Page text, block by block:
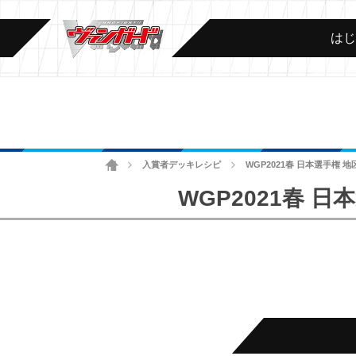
は
ホーム 入賞者デッキレシピ WGP2021春 日本選手権
WGP2021春 日